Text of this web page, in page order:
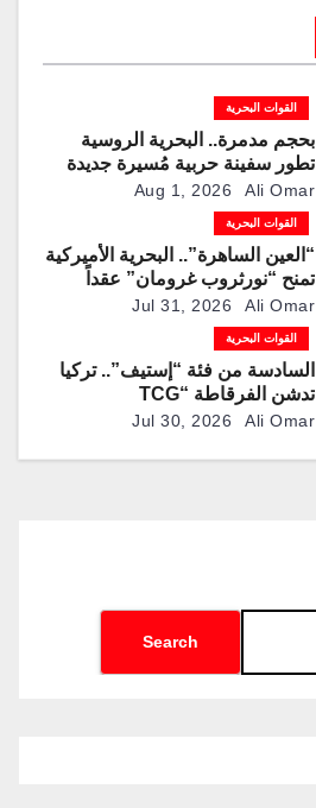
القوات البحرية
بحجم مدمرة.. البحرية الروسية
تطور سفينة حربية مُسيرة جديدة
لمطاردة الغواصات
Aug 1, 2026 Ali Omar
القوات البحرية
“العين الساهرة”.. البحرية الأميركية
تمنح “نورثروب غرومان” عقداً
بقيمة تقترب من 1.2 مليار دولار
لإنتاج نسخ محدثة من طائرة
المراقبة “E-2D”
Jul 31, 2026 Ali Omar
القوات البحرية
السادسة من فئة “إستيف”.. تركيا
تدشن الفرقاطة “TCG
Karadeniz” ضمن برنامج
Jul 30, 2026 Ali Omar
Search